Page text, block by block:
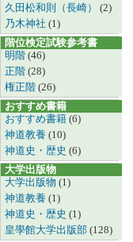
久田松和則（長崎） (2)
乃木神社 (1)
階位検定試験参考書
明階 (46)
正階 (28)
権正階 (26)
おすすめ書籍
おすすめ書籍 (6)
神道教養 (10)
神道史・歴史 (6)
大学出版物
大学出版物 (1)
神道教養 (1)
神道史・歴史 (1)
皇學館大学出版部 (128)